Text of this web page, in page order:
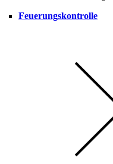
Feuerungskontrolle